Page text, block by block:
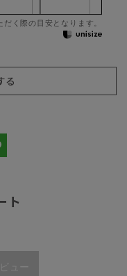
く際の目安となります。
ト
ビュー